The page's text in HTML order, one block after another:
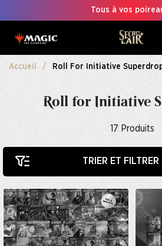
Tous à vos
Accueil Roll For Initiative
Roll for Initiative
17 Produits
TRIER ET FILTRER